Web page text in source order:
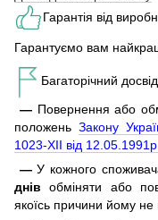
Гарантія від
Гарантуємо вам
Багаторічний
— Повернення або
положень Закону
1023-XII від 12.05.1991р.
—У кожного
днів обміняти або
якоїсь причини йому не